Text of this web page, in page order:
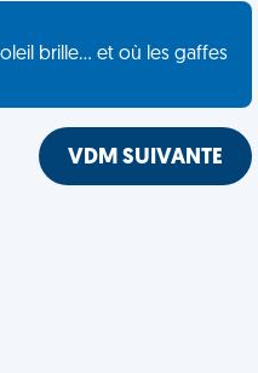
brille... et où les gaffes
VDM SUIVANTE